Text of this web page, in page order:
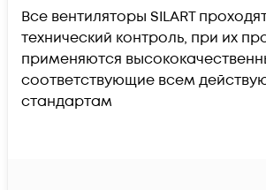
Все вентиляторы SILART
технический контроль, при их
применяются
соответствующие всем
стандартам